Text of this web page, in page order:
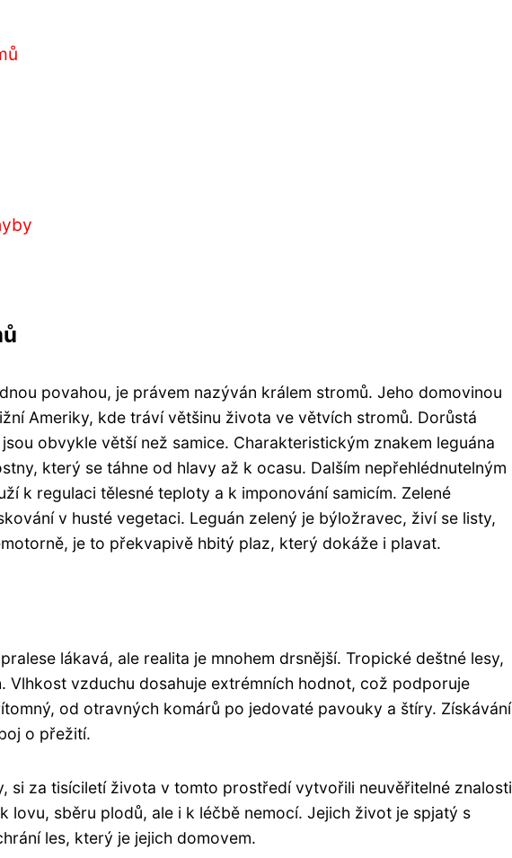
povahou, je právem nazýván králem stromů. Jeho domovinou
Ameriky, kde tráví většinu života ve větvích stromů. Dorůstá
obvykle větší než samice. Charakteristickým znakem leguána
který se táhne od hlavy až k ocasu. Dalším nepřehlédnutelným
k regulaci tělesné teploty a k imponování samicím. Zelené
v husté vegetaci. Leguán zelený je býložravec, živí se listy,
je to překvapivě hbitý plaz, který dokáže i plavat.
lákavá, ale realita je mnohem drsnější. Tropické deštné lesy,
Vlhkost vzduchu dosahuje extrémních hodnot, což podporuje
od otravných komárů po jedovaté pavouky a štíry. Získávání
o přežití.
si za tisíciletí života v tomto prostředí vytvořili neuvěřitelné znalosti
lovu, sběru plodů, ale i k léčbě nemocí. Jejich život je spjatý s
les, který je jejich domovem.